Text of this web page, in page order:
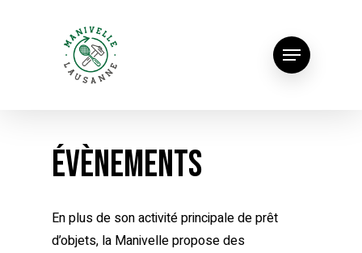
ÉVÈNEMENTS
En plus de son activité principale de prêt
d’objets, la Manivelle propose des